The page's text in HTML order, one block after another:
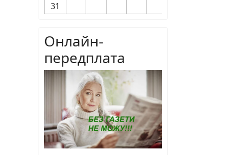
31
Онлайн-
передплата